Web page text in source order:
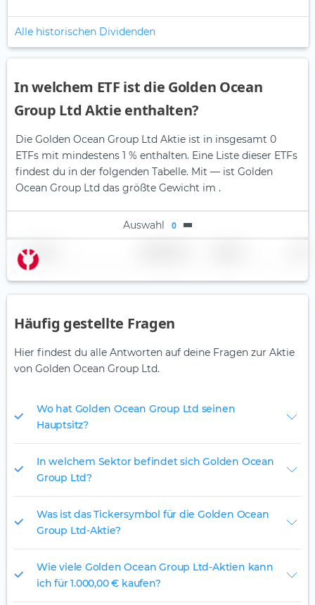
Alle historischen Dividenden
In welchem ETF ist die Golden Ocean
Group Ltd Aktie enthalten?
Die Golden Ocean Group Ltd Aktie ist in insgesamt 0
ETFs mit mindestens 1 % enthalten. Eine Liste dieser ETFs
findest du in der folgenden Tabelle. Mit — ist Golden
Ocean Group Ltd das größte Gewicht im .
Auswahl 0
Name
Häufig gestellte Fragen
Hier findest du alle Antworten auf deine Fragen zur Aktie
von Golden Ocean Group Ltd.
Wo hat Golden Ocean Group Ltd seinen
Hauptsitz?
In welchem Sektor befindet sich Golden Ocean
Group Ltd?
Was ist das Tickersymbol für die Golden Ocean
Group Ltd-Aktie?
Wie viele Golden Ocean Group Ltd-Aktien kann
ich für 1.000,00 € kaufen?